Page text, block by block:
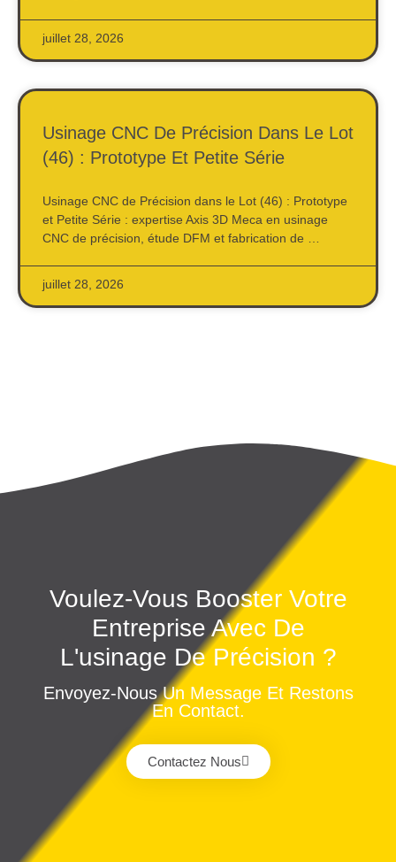
juillet 28, 2026
Usinage CNC De Précision Dans Le Lot
(46) : Prototype Et Petite Série
Usinage CNC de Précision dans le Lot (46) : Prototype
et Petite Série : expertise Axis 3D Meca en usinage
CNC de précision, étude DFM et fabrication de …
juillet 28, 2026
Voulez-Vous Booster Votre
Entreprise Avec De
L'usinage De Précision ?
Envoyez-Nous Un Message Et Restons
En Contact.
Contactez Nous